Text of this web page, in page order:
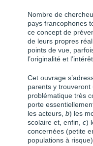
Nombre de
pays francophones
ce concept de
de leurs propres
points de vue,
l’originalité et
Cet ouvrage
parents y trouveront
problématique très
porte
les acteurs, b) les
scolaire et, enfin, c)
concernées (petite
populations à